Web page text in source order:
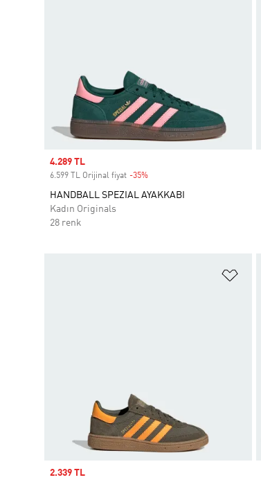
Sale price
4.289 TL
6.599 TL Orijinal fiyat -35%
HANDBALL SPEZIAL AYAKKABI
Kadın Originals
28 renk
Sale price
2.339 TL